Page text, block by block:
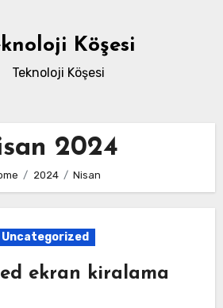
Köşesi
Teknoloji Köşesi
2024
2024 Nisan
Uncategorized
ekran kiralama